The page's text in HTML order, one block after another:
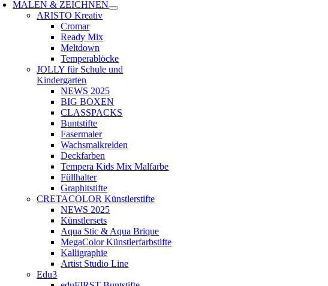
MALEN & ZEICHNEN
ARISTO Kreativ
Cromar
Ready Mix
Meltdown
Temperablöcke
JOLLY für Schule und
Kindergarten
NEWS 2025
BIG BOXEN
CLASSPACKS
Buntstifte
Fasermaler
Wachsmalkreiden
Deckfarben
Tempera Kids Mix Malfarbe
Füllhalter
Graphitstifte
CRETACOLOR Künstlerstifte
NEWS 2025
Künstlersets
Aqua Stic & Aqua Brique
MegaColor Künstlerfarbstifte
Kalligraphie
Artist Studio Line
Edu3